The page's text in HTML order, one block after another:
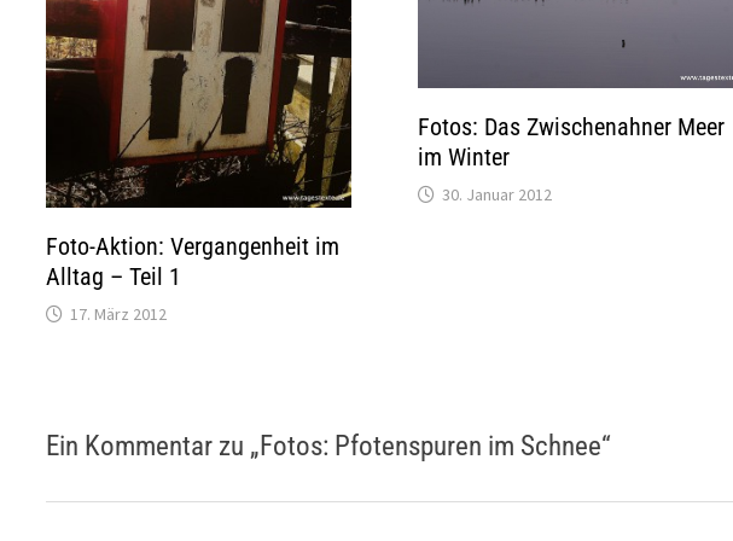
Foto-Aktion: Vergangenheit im
Alltag – Teil 1
17. März 2012
Fotos: Das Zwischenahner Meer
im Winter
30. Januar 2012
Ein Kommentar zu „Fotos: Pfotenspuren im Schnee“